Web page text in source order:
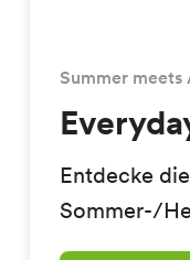
Summer
Entdecke
Sommer-/